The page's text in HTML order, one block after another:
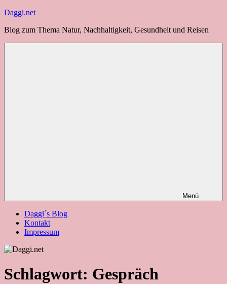
Zum
springen
Daggi.net
Blog zum Thema Natur, Nachhaltigkeit, Gesundheit und Reisen
Menü
Daggi´s Blog
Kontakt
Impressum
Schlagwort: Gespräch